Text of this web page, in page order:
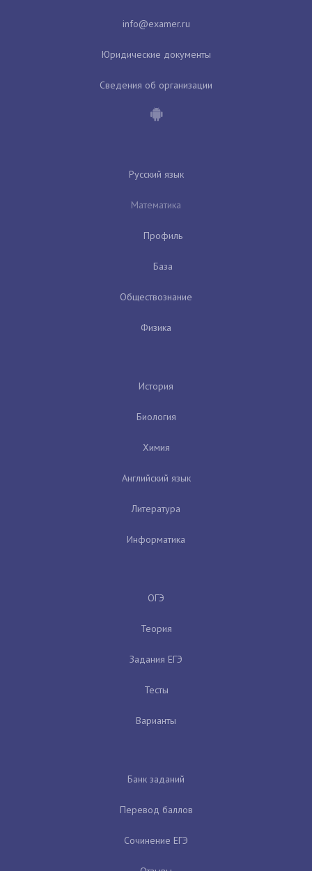
Юридические документы
Сведения об организации
Русский язык
Математика
Профиль
База
Обществознание
Физика
История
Биология
Химия
Английский язык
Литература
Информатика
ОГЭ
Теория
Задания ЕГЭ
Тесты
Варианты
Банк заданий
Перевод баллов
Сочинение ЕГЭ